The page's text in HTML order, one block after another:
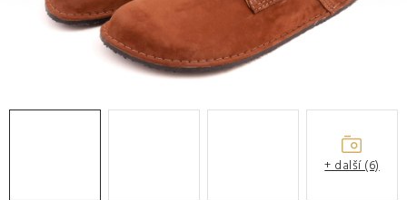
Výměna a vrácení zboží
+ další (6)